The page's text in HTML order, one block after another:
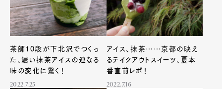
茶師10段が下北沢でつくっ
た、濃い抹茶アイスの連なる
味の変化に驚く！
2022.7.25
アイス、抹茶……京都の映え
るテイクアウトスイーツ、夏本
番直前レポ！
2022.7.16